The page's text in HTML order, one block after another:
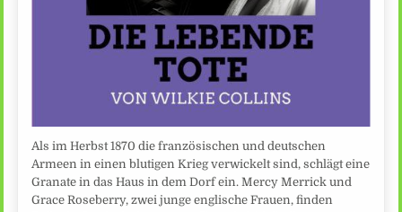
Als im Herbst 1870 die französischen und deutschen
Armeen in einen blutigen Krieg verwickelt sind, schlägt eine
Granate in das Haus in dem Dorf ein. Mercy Merrick und
Grace Roseberry, zwei junge englische Frauen, finden